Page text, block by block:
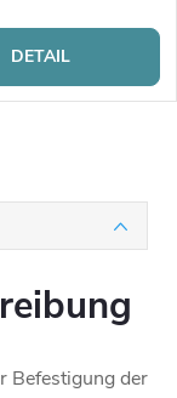
Befestigung der
DETAIL